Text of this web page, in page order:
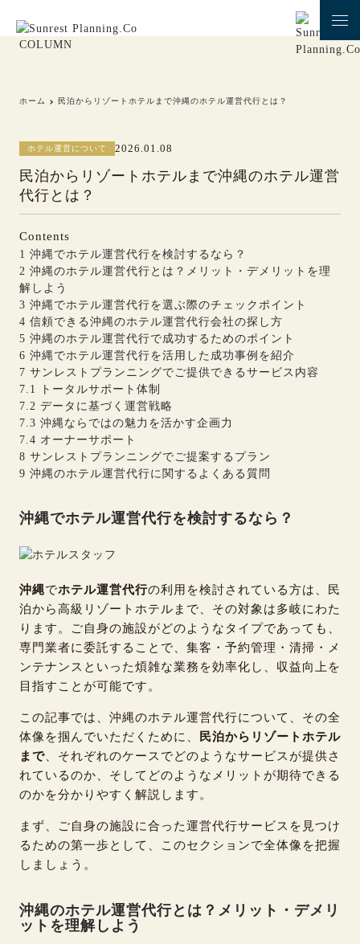
COLUMN
ホーム 民泊からリゾートホテルまで沖縄のホテル運営代行とは？
2026.01.08
ホテル運営について
民泊からリゾートホテルまで沖縄のホテル運営
代行とは？
Contents
1 沖縄でホテル運営代行を検討するなら？
2 沖縄のホテル運営代行とは？メリット・デメリットを理
解しよう
3 沖縄でホテル運営代行を選ぶ際のチェックポイント
4 信頼できる沖縄のホテル運営代行会社の探し方
5 沖縄のホテル運営代行で成功するためのポイント
6 沖縄でホテル運営代行を活用した成功事例を紹介
7 サンレストプランニングでご提供できるサービス内容
7.1
トータルサポート体制
7.2 データに基づく運営戦略
7.3 沖縄ならではの魅力を活かす企画力
7.4 オーナーサポート
8 サンレストプランニングでご提案するプラン
9 沖縄のホテル運営代行に関するよくある質問
沖縄でホテル運営代行を検討するなら？
沖縄でホテル運営代行の利用を検討されている方は、民
泊から高級リゾートホテルまで、その対象は多岐にわた
ります。ご自身の施設がどのようなタイプであっても、
専門業者に委託することで、集客・予約管理・清掃・メ
ンテナンスといった煩雑な業務を効率化し、収益向上を
目指すことが可能です。
この記事では、沖縄のホテル運営代行について、その全
体像を掴んでいただくために、
民泊からリゾートホテル
まで、それぞれのケースでどのようなサービスが提供さ
れているのか、そしてどのようなメリットが期待できる
のかを分かりやすく解説します。
まず、
ご自身の施設に合った運営代行サービスを見つけ
るための第一歩として、このセクションで全体像を把握
しましょう。
沖縄のホテル運営代行とは？メリット・デメリ
ットを理解しよう